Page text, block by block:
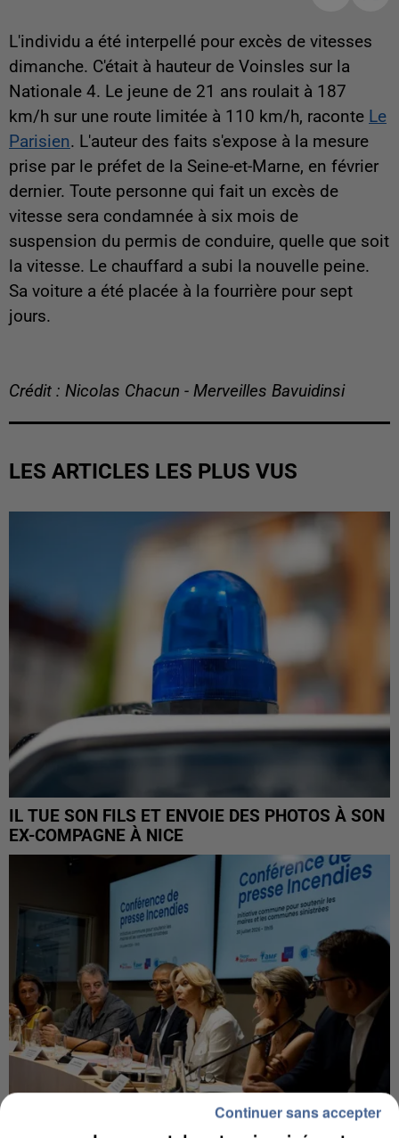
L'individu a été interpellé pour excès de vitesses
dimanche. C'était à hauteur de Voinsles sur la
Nationale 4. Le jeune de 21 ans roulait à 187
km/h sur une route limitée à 110 km/h, raconte Le
Parisien. L'auteur des faits s'expose à la mesure
prise par le préfet de la Seine-et-Marne, en février
dernier. Toute personne qui fait un excès de
vitesse sera condamnée à six mois de
suspension du permis de conduire, quelle que soit
la vitesse. Le chauffard a subi la nouvelle peine.
Sa voiture a été placée à la fourrière pour sept
jours.
Crédit : Nicolas Chacun - Merveilles Bavuidinsi
LES ARTICLES LES PLUS VUS
IL TUE SON FILS ET ENVOIE DES PHOTOS À SON
EX-COMPAGNE À NICE
Continuer sans accepter